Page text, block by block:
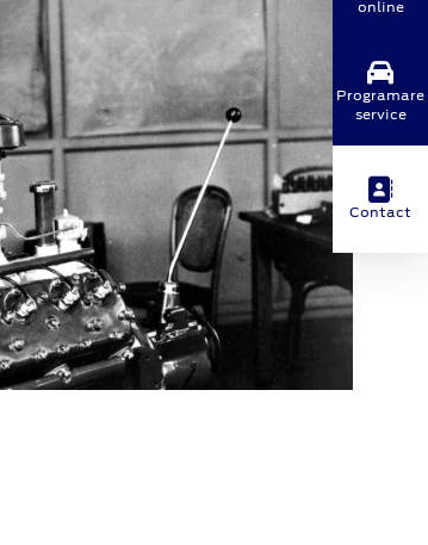
online
Programare
service
Contact